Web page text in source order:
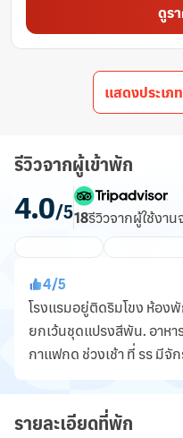
โทรศัพท์
น้ำดื่มบรรจุขวด (ฟรี)
ดูร
แสดงประเภ
รีวิวจากผู้เข้าพัก
4.0/518รีวิวจากผู้ใช้งาน
4/5
โรงแรมอยู่ติดริมโขง ห้อ
ยกเว้นชุดแปรงสีพัน. อาหา
กาแฟกด ช่วงเช้า ที่ รร มีจั
พระอาทิตย์ขึ้นเห็นชัดเจนที่
รายละเอียดที่พัก